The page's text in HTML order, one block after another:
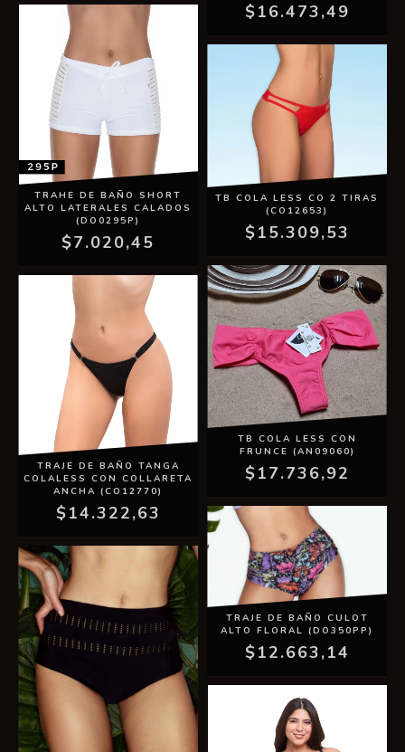
$16.473,49
TRAHE DE BAÑO SHORT
ALTO LATERALES CALADOS
(DO0295P)
$7.020,45
TB COLA LESS CO 2 TIRAS
(CO12653)
$15.309,53
TRAJE DE BAÑO TANGA
COLALESS CON COLLARETA
ANCHA (CO12770)
$14.322,63
TB COLA LESS CON
FRUNCE (AN09060)
$17.736,92
TRAJE DE BAÑO CULOT
ALTO FLORAL (DO350PP)
$12.663,14